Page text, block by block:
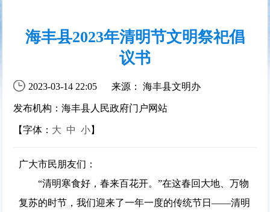
海丰县2023年清明节文明祭祀倡
议书
2023-03-14 22:05 来源： 海丰县文明办
发布机构：海丰县人民政府门户网站
【字体： 大 中 小】
广大市民朋友们：
“清明寒食好，春来百花开。”在这春回大地、万物
复苏的时节，我们迎来了一年一度的传统节日——清明